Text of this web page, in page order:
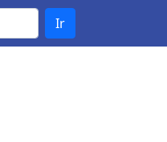
Ir